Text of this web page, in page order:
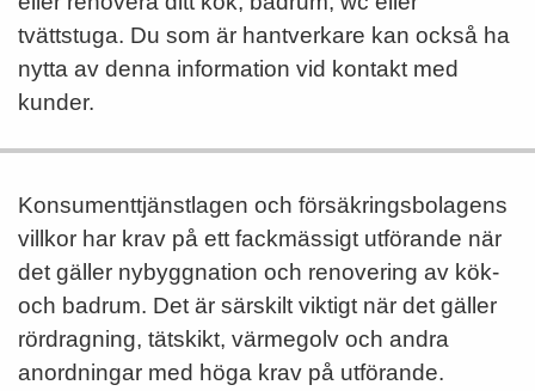
tvättstuga. Du som är hantverkare kan också ha
nytta av denna information vid kontakt med
kunder.
Konsumenttjänstlagen och försäkringsbolagens
villkor har krav på ett fackmässigt utförande när
det gäller nybyggnation och renovering av kök-
och badrum. Det är särskilt viktigt när det gäller
rördragning, tätskikt, värmegolv och andra
anordningar med höga krav på utförande.